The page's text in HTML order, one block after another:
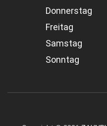
Donnerstag
Freitag
Samstag
Sonntag